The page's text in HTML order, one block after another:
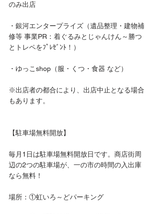
のみ出店
・銀河エンタープライズ（遺品整理・建物補
修等 事業PR：着ぐるみとじゃんけん～勝つ
とトレペをﾌﾟﾚｾﾞﾝﾄ！）
・ゆっこshop（服・くつ・食器 など）
※出店者の都合により、出店中止となる場合
もあります。
【駐車場無料開放】
毎月1日は駐車場無料開放日です。商店街周
辺の2つの駐車場が、一の市の時間の入出庫
なら無料！
場所：①虹いろ～どパーキング